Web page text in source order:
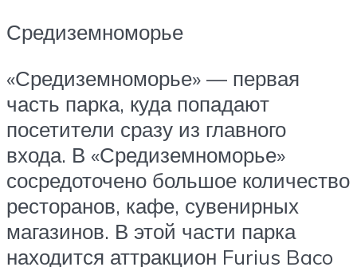
Средиземноморье
«Средиземноморье» — первая
часть парка, куда попадают
посетители сразу из главного
входа. В «Средиземноморье»
сосредоточено большое количество
ресторанов, кафе, сувенирных
магазинов. В этой части парка
находится аттракцион Furius Baco